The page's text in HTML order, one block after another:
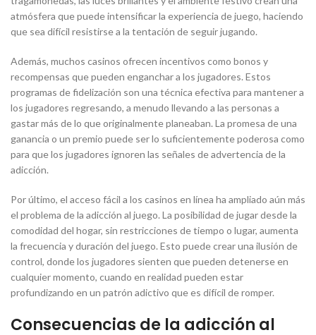
atmósfera que puede intensificar la experiencia de juego, haciendo
que sea difícil resistirse a la tentación de seguir jugando.
Además, muchos casinos ofrecen incentivos como bonos y
recompensas que pueden enganchar a los jugadores. Estos
programas de fidelización son una técnica efectiva para mantener a
los jugadores regresando, a menudo llevando a las personas a
gastar más de lo que originalmente planeaban. La promesa de una
ganancia o un premio puede ser lo suficientemente poderosa como
para que los jugadores ignoren las señales de advertencia de la
adicción.
Por último, el acceso fácil a los casinos en línea ha ampliado aún más
el problema de la adicción al juego. La posibilidad de jugar desde la
comodidad del hogar, sin restricciones de tiempo o lugar, aumenta
la frecuencia y duración del juego. Esto puede crear una ilusión de
control, donde los jugadores sienten que pueden detenerse en
cualquier momento, cuando en realidad pueden estar
profundizando en un patrón adictivo que es difícil de romper.
Consecuencias de la adicción al